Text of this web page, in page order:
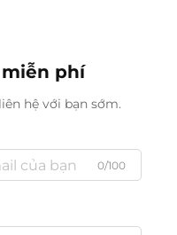
phí
hệ với bạn sớm.
0/100